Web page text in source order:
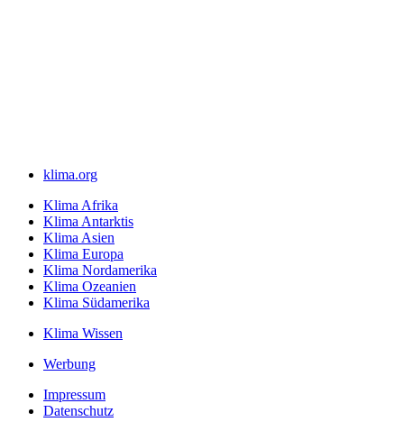
klima.org
Klima Afrika
Klima Antarktis
Klima Asien
Klima Europa
Klima Nordamerika
Klima Ozeanien
Klima Südamerika
Klima Wissen
Werbung
Impressum
Datenschutz